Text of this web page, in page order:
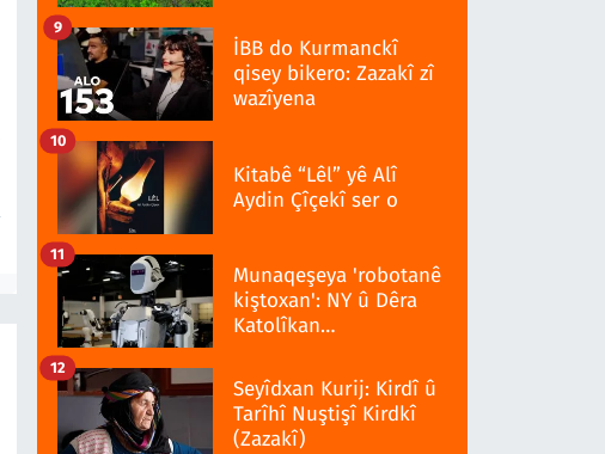
İBB do Kurmanckî
qisey bikero: Zazakî zî
wazîyena
9
Kitabê “Lêl” yê Alî
Aydin Çîçekî ser o
10
Munaqeşeya 'robotanê
kiştoxan': NY û Dêra
Katolîkan
11
Seyîdxan Kurij: Kirdî û
Tarîhî Nuştişî Kirdkî
(Zazakî)
12